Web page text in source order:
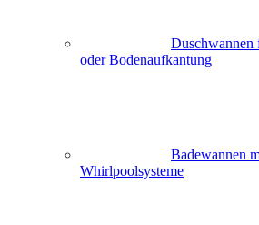
Duschwannen
oder Bodenaufkantung
Badewannen
Whirlpoolsysteme